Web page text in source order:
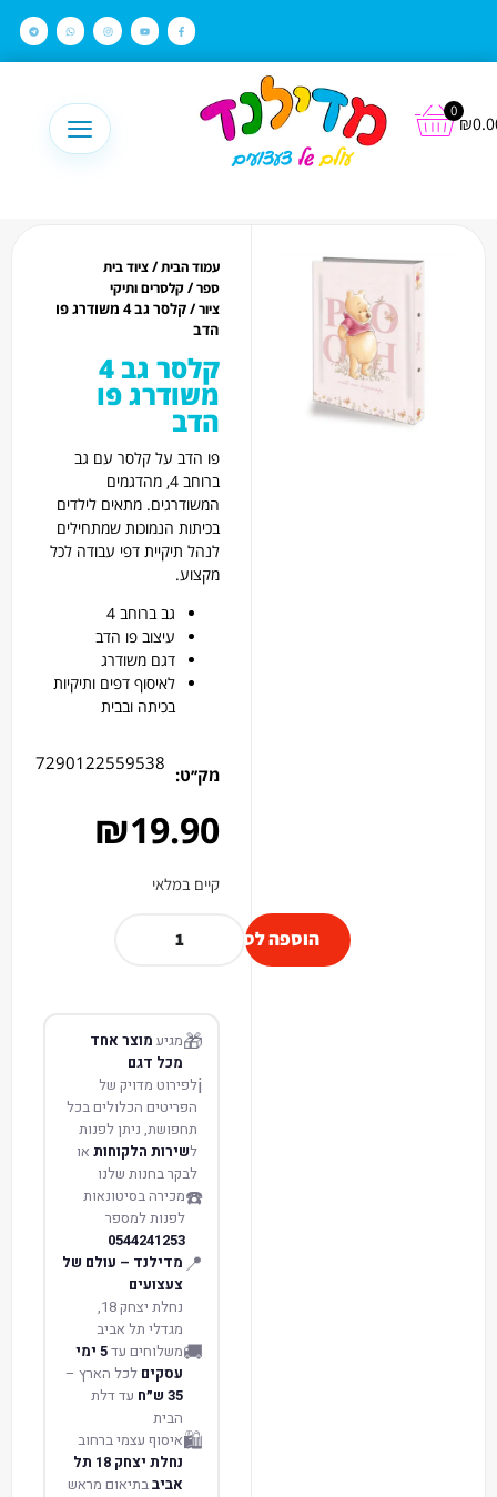
₪
0
עמוד הבית/ציוד בית
ספר/קלסרים ותיקי
ציור
/ קלסר גב 4 משודרג פו
הדב
קלסר גב 4
משודרג פו
הדב
פו הדב על קלסר עם גב
ברוחב 4, מהדגמים
המשודרגים. מתאים לילדים
בכיתות הנמוכות שמתחילים
לנהל תיקיית דפי עבודה לכל
מקצוע.
גב ברוחב 4
עיצוב פו הדב
דגם משודרג
לאיסוף דפים ותיקיות
בכיתה ובבית
מק׳׳ט:
7290122559538
₪19.90
קיים במלאי
הוספה לסל
🎁מגיע מוצר אחד
מכל דגם
ℹ️לפירוט מדויק של
הפריטים הכלולים בכל
תחפושת, ניתן לפנות
לשירות הלקוחות או
לבקר בחנות שלנו
☎️מכירה בסיטונאות
לפנות למספר
0544241253
📍 מדילנד – עולם של
צעצועים
נחלת יצחק 18,
מגדלי תל אביב
🚚משלוחים עד 5 ימי
עסקים לכל הארץ –
35 ש״ח
עד דלת
הבית
🛍️איסוף עצמי ברחוב
נחלת יצחק 18 תל
אביבבתיאום מראש